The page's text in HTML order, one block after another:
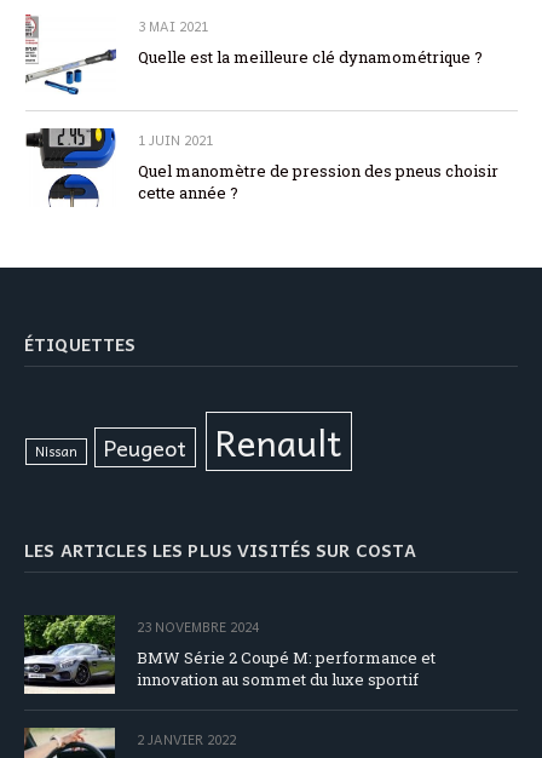
3 MAI 2021
Quelle est la meilleure clé dynamométrique ?
1 JUIN 2021
Quel manomètre de pression des pneus choisir
cette année ?
ÉTIQUETTES
Nissan Peugeot Renault
LES ARTICLES LES PLUS VISITÉS SUR COSTA
23 NOVEMBRE 2024
BMW Série 2 Coupé M: performance et
innovation au sommet du luxe sportif
2 JANVIER 2022